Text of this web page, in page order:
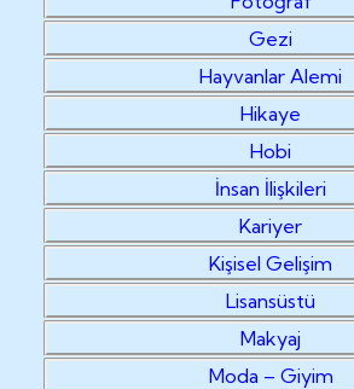
Gezi
Hayvanlar Alemi
Hikaye
Hobi
İnsan İlişkileri
Kariyer
Kişisel Gelişim
Lisansüstü
Makyaj
Moda – Giyim